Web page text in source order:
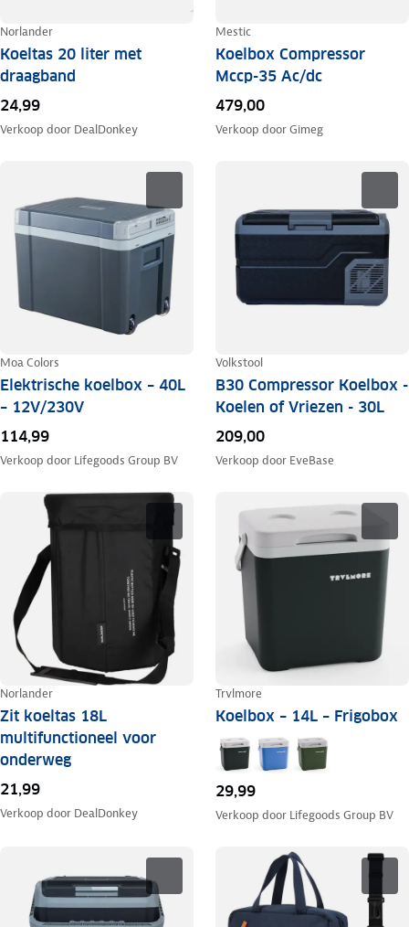
Norlander
Koeltas 20 liter met
draagband
24,99
Verkoop door DealDonkey
Mestic
Koelbox Compressor
Mccp-35 Ac/dc
479,00
Verkoop doorGimeg
Moa Colors
Elektrische koelbox – 40L
– 12V/230V
114,99
Verkoop door Lifegoods Group BV
Volkstool
B30 Compressor Koelbox -
Koelen of Vriezen - 30L
209,00
Verkoop door EveBase
Norlander
Zit koeltas 18L
multifunctioneel voor
onderweg
21,99
Verkoop door DealDonkey
Trvlmore
Koelbox – 14L – Frigobox
29,99
Verkoop door Lifegoods Group BV